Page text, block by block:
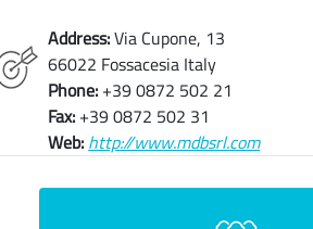
Address:Via Cupone, 13
66022 Fossacesia Italy
Phone: +39 0872 502 21
Fax: +39 0872 502 31
Web: http://www.mdbsrl.com